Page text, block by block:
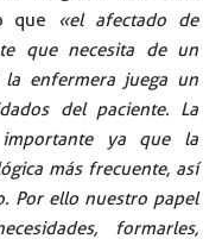
que «el afectado de
que necesita de un
enfermera juega un
del paciente. La
ya que la
más frecuente, así
Por ello nuestro papel
formarles,